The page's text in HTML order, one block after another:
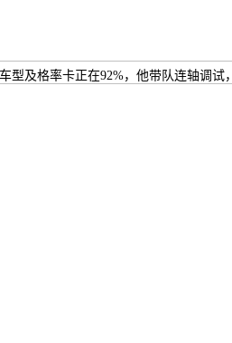
及格率卡正在92%，他带队连轴调